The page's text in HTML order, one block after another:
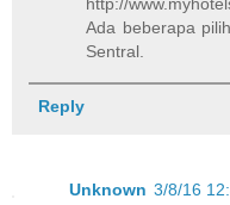
http://
Ada beberapa
Sentral.
Reply
Unknown 3/8/16